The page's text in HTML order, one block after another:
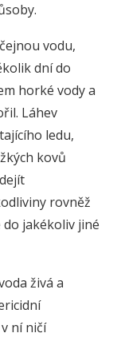
vodu,
dní do
horké vody a
Láhev
ledu,
kovů
rovněž
jakékoliv jiné
živá a
ní ničí